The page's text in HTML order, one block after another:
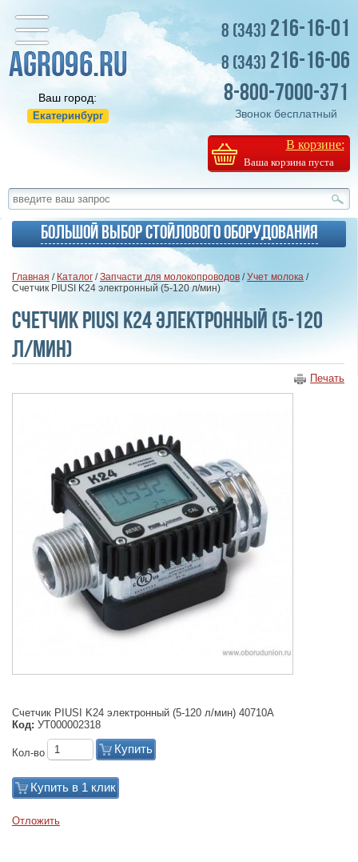
Ваш город:
Екатеринбург
8 (343) 216-16-01
8 (343) 216-16-06
8-800-7000-371
Звонок бесплатный
В корзине:
Ваша корзина пуста
Большой выбор стойлового оборудования
Главная / Каталог /Запчасти для молокопроводов /Учет молока /
Счетчик PIUSI K24 электронный (5-120 л/мин)
Счетчик PIUSI K24 электронный (5-120
л/мин)
Печать
Счетчик PIUSI K24 электронный (5-120 л/мин) 40710А
Код: УТ000002318
Кол-во Купить
Купить в 1 клик
Отложить